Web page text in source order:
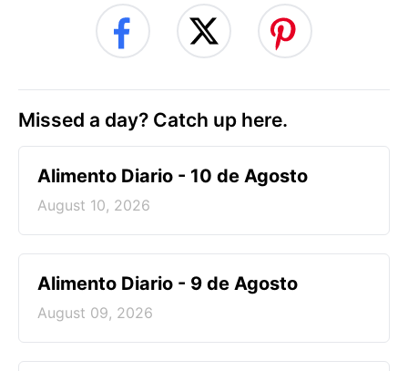
Missed a day? Catch up here.
Alimento Diario - 10 de Agosto
August 10, 2026
Alimento Diario - 9 de Agosto
August 09, 2026